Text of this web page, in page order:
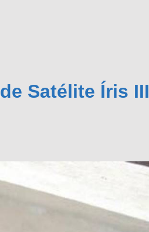
Satélite Íris III